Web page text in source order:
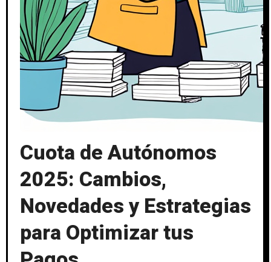
Cuota de Autónomos
2025: Cambios,
Novedades y Estrategias
para Optimizar tus